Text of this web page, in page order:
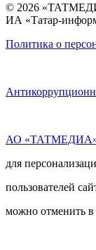
© 2026
ИА «Татар-
Политика о
АО «ТАТМЕДИА»
для
пользователей
можно отменить в